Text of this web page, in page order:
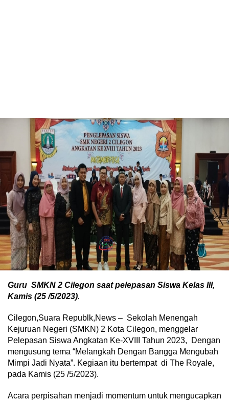
Guru SMKN 2 Cilegon saat pelepasan Siswa Kelas III,
Kamis (25 /5/2023).
Cilegon,Suara Republk,News – Sekolah Menengah
Kejuruan Negeri (SMKN) 2 Kota Cilegon, menggelar
Pelepasan Siswa Angkatan Ke-XVIII Tahun 2023, Dengan
mengusung tema “Melangkah Dengan Bangga Mengubah
Mimpi Jadi Nyata”. Kegiaan itu bertempat di The Royale,
pada Kamis (25 /5/2023).
Acara perpisahan menjadi momentum untuk mengucapkan